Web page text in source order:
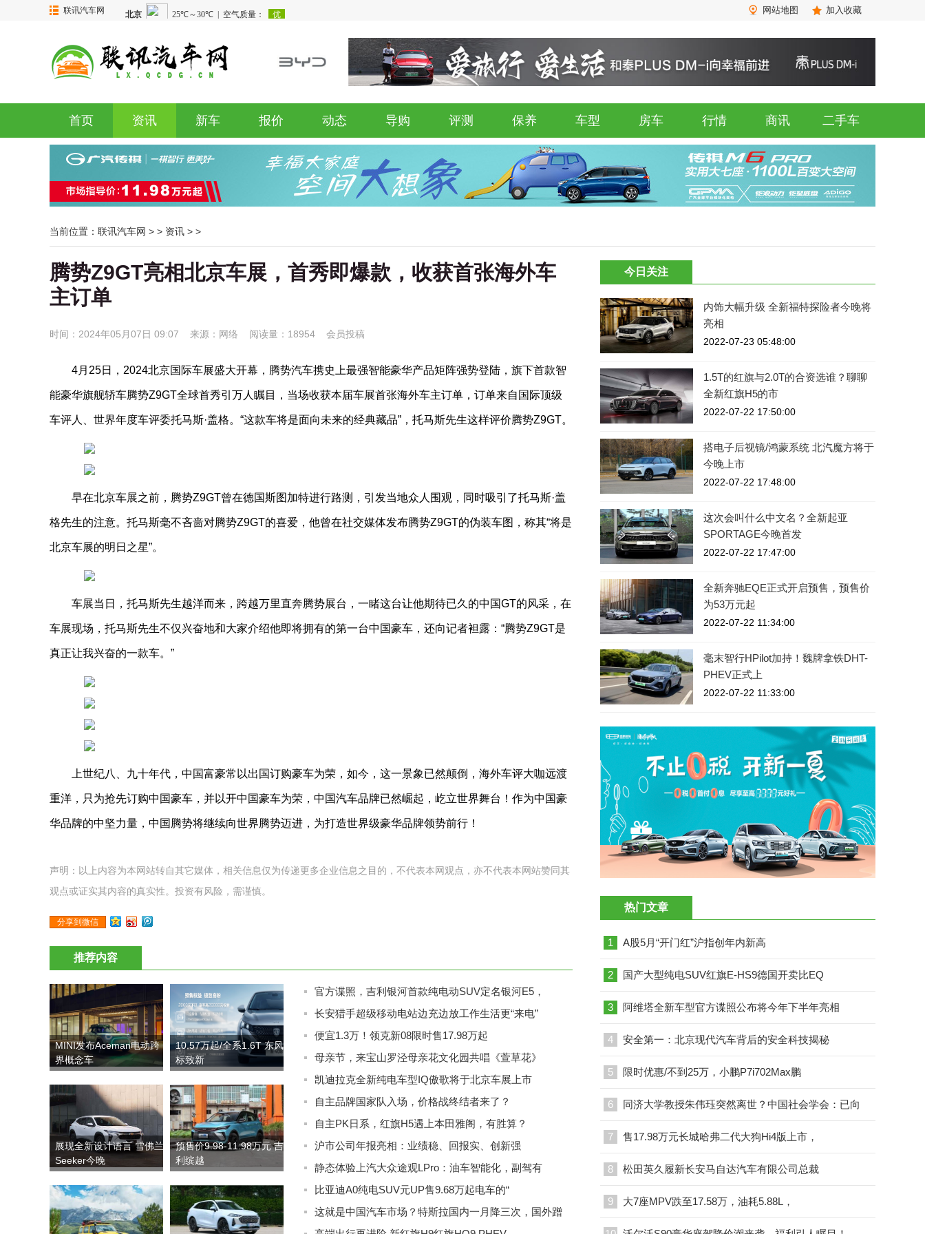
联讯汽车网 网站地图 加入收藏
首页 资讯 新车 报价 动态 导购 评测 保养 车型 房车 行情 商讯 二手车
当前位置： 联讯汽车网 > > 资讯 > >
腾势Z9GT亮相北京车展，首秀即爆款，收获首张海外车
主订单
时间：2024年05月07日 09:07 来源：网络 阅读量：18954 会员投稿
4月25日，2024北京国际车展盛大开幕，腾势汽车携史上最强智能豪华产品矩阵强势登陆，旗下首款智
能豪华旗舰轿车腾势Z9GT全球首秀引万人瞩目，当场收获本届车展首张海外车主订单，订单来自国际顶级
车评人、世界年度车评委托马斯·盖格。“这款车将是面向未来的经典藏品”，托马斯先生这样评价腾势Z9GT。
早在北京车展之前，腾势Z9GT曾在德国斯图加特进行路测，引发当地众人围观，同时吸引了托马斯·盖
格先生的注意。托马斯毫不吝啬对腾势Z9GT的喜爱，他曾在社交媒体发布腾势Z9GT的伪装车图，称其“将是
北京车展的明日之星”。
车展当日，托马斯先生越洋而来，跨越万里直奔腾势展台，一睹这台让他期待已久的中国GT的风采，在
车展现场，托马斯先生不仅兴奋地和大家介绍他即将拥有的第一台中国豪车，还向记者袒露：“腾势Z9GT是
真正让我兴奋的一款车。”
上世纪八、九十年代，中国富豪常以出国订购豪车为荣 ， 如今，这一景象已然颠倒，海外车评大咖远渡
重洋，只为抢先订购中国豪车， 并以开中国豪车为荣， 中国汽车品牌已然崛起，屹立世界舞台 ！ 作为中国豪
华品牌的中坚力量 ，中国腾势将继续向世界腾势迈进，为打造世界级豪华品牌领势前行！
声明：以上内容为本网站转自其它媒体，相关信息仅为传递更多企业信息之目的，不代表本网观点，亦不代表本网站赞同其
观点或证实其内容的真实性。投资有风险，需谨慎。
分享到微信
推荐内容
MINI发布Aceman电动跨
界概念车
10.57万起/全系1.6T 东风
标致新
展现全新设计语言 雪佛兰
Seeker今晚
预售价9.98-11.98万元 吉
利缤越
官方谍照，吉利银河首款纯电动SUV定名银河E5，
长安猎手超级移动电站边充边放工作生活更“来电”
便宜1.3万！领克新08限时售17.98万起
母亲节，来宝山罗泾母亲花文化园共唱《萱草花》
凯迪拉克全新纯电车型IQ傲歌将于北京车展上市
自主品牌国家队入场，价格战终结者来了？
自主PK日系，红旗H5遇上本田雅阁，有胜算？
沪市公司年报亮相：业绩稳、回报实、创新强
静态体验上汽大众途观LPro：油车智能化，副驾有
比亚迪A0纯电SUV元UP售9.68万起电车的“
这就是中国汽车市场？特斯拉国内一月降三次，国外蹭
今日关注
内饰大幅升级 全新福特探险者今晚将
亮相
2022-07-23 05:48:00
1.5T的红旗与2.0T的合资选谁？聊聊
全新红旗H5的市
2022-07-22 17:50:00
搭电子后视镜/鸿蒙系统 北汽魔方将于
今晚上市
2022-07-22 17:48:00
这次会叫什么中文名？全新起亚
SPORTAGE今晚首发
2022-07-22 17:47:00
全新奔驰EQE正式开启预售，预售价
为53万元起
2022-07-22 11:34:00
毫末智行HPilot加持！魏牌拿铁DHT-
PHEV正式上
2022-07-22 11:33:00
热门文章
1 A股5月“开门红”沪指创年内新高
2 国产大型纯电SUV红旗E-HS9德国开卖比EQ
3 阿维塔全新车型官方谍照公布将今年下半年亮相
4 安全第一：北京现代汽车背后的安全科技揭秘
5 限时优惠/不到25万，小鹏P7i702Max鹏
6 同济大学教授朱伟珏突然离世？中国社会学会：已向
7 售17.98万元长城哈弗二代大狗Hi4版上市，
8 松田英久履新长安马自达汽车有限公司总裁
9 大7座MPV跌至17.58万，油耗5.88L，